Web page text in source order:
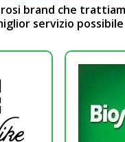
brand che
servizio possibile